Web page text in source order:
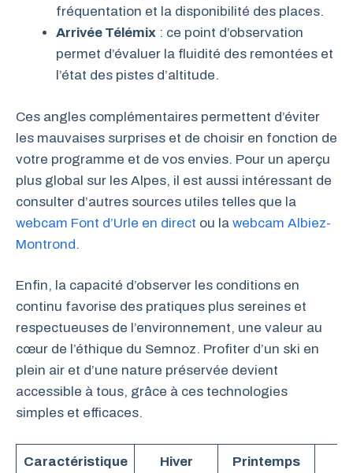
fréquentation et la disponibilité des places.
Arrivée Télémix : ce point d’observation
permet d’évaluer la fluidité des remontées et
l’état des pistes d’altitude.
Ces angles complémentaires permettent d’éviter
les mauvaises surprises et de choisir en fonction de
votre programme et de vos envies. Pour un aperçu
plus global sur les Alpes, il est aussi intéressant de
consulter d’autres sources utiles telles que la
webcam Font d’Urle en direct ou la webcam Albiez-
Montrond.
Enfin, la capacité d’observer les conditions en
continu favorise des pratiques plus sereines et
respectueuses de l’environnement, une valeur au
cœur de l’éthique du Semnoz. Profiter d’un ski en
plein air et d’une nature préservée devient
accessible à tous, grâce à ces technologies
simples et efficaces.
Caractéristique Hiver Printemps